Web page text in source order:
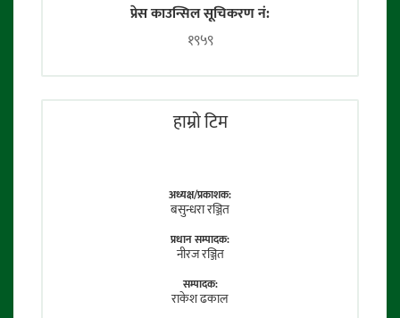
प्रेस काउन्सिल सूचिकरण नं:
१९५९
हाम्राे टिम
अध्यक्ष/प्रकाशक:
बसुन्धरा रञ्जित
प्रधान सम्पादक:
नीरज रञ्जित
सम्पादक:
राकेश ढकाल